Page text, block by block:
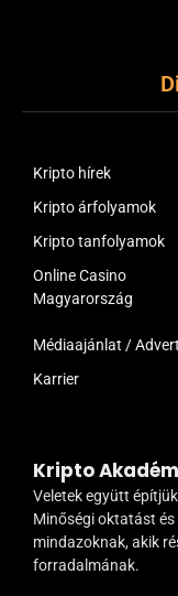
Kripto hírek
Kripto árfolyamok
Kripto tanfolyamok
Online Casino
Magyarország
Médiaajánlat /
Karrier
Kripto
Veletek együtt
Minőségi oktatást
mindazoknak, akik
forradalmának.